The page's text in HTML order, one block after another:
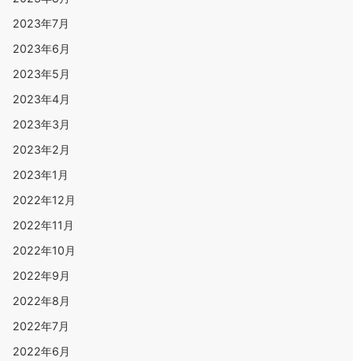
2023年7月
2023年6月
2023年5月
2023年4月
2023年3月
2023年2月
2023年1月
2022年12月
2022年11月
2022年10月
2022年9月
2022年8月
2022年7月
2022年6月